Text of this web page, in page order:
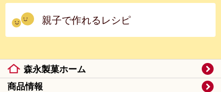
親子で作れるレシピ
森永製菓ホーム
商品情報